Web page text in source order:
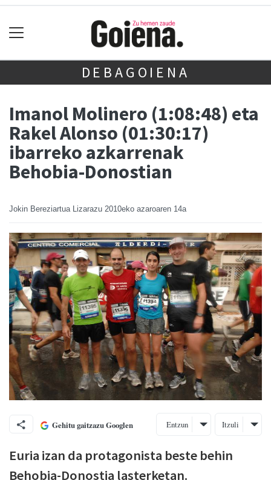
DEBAGOIENA
Imanol Molinero (1:08:48) eta
Rakel Alonso (01:30:17)
ibarreko azkarrenak
Behobia-Donostian
Jokin Bereziartua Lizarazu 2010eko azaroaren 14a
Gehitu gaitzazu Googlen Entzun Itzuli
Euria izan da protagonista beste behin
Behobia-Donostia lasterketan.